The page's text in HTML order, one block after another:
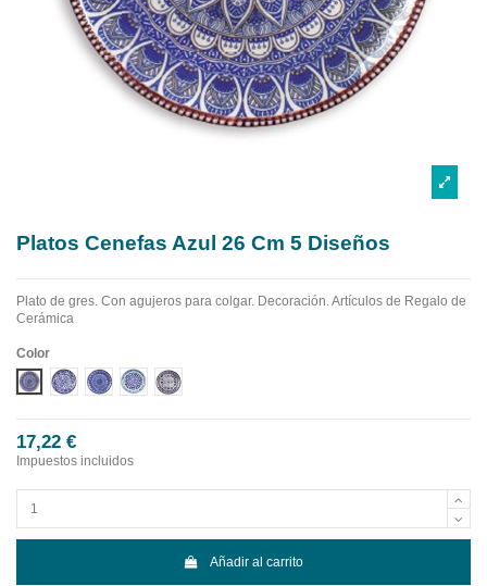
Platos Cenefas Azul 26 Cm 5 Diseños
Plato de gres. Con agujeros para colgar. Decoración. Artículos de Regalo de
Cerámica
Color
DISEÑO 1 CENEFA AZUL
DISEÑO 2 CENEFA AZUL
DISEÑO 3 CENEFA AZUL
DISEÑO 4 CENEFA AZUL
DISEÑO 5 CENEFA AZUL
17,22 €
Impuestos incluidos
Añadir al carrito